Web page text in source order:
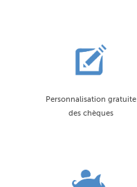
Personnalisation gratuite
des chèques